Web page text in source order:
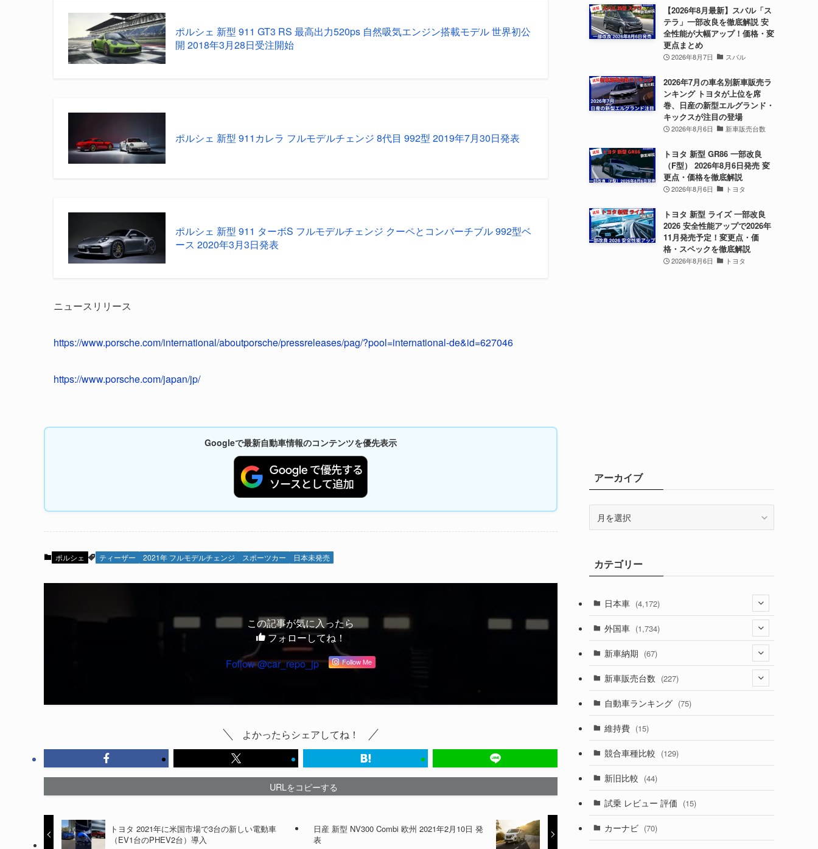
ポルシェ 新型 911 GT3 RS 最高出力520ps 自然吸気エンジン搭載モデル 世界初公
開 2018年3月28日受注開始
ポルシェ 新型 911カレラ フルモデルチェンジ 8代目 992型 2019年7月30日発表
ポルシェ 新型 911 ターボS フルモデルチェンジ クーペとコンバーチブル 992型ベ
ース 2020年3月3日発表
ニュースリリース
https://www.porsche.com/international/aboutporsche/pressreleases/pag/?pool=international-de&id=627046
https://www.porsche.com/japan/jp/
Googleで最新自動車情報のコンテンツを優先表示
ポルシェ ティーザー 2021年 フルモデルチェンジ スポーツカー 日本未発売
この記事が気に入ったら
フォローしてね！
Follow @car_repo_jp
Follow Me
よかったらシェアしてね！
URLをコピーする
トヨタ 2021年に米国市場で3台の新しい電動車
（EV1台のPHEV2台）導入
日産 新型 NV300 Combi 欧州 2021年2月10日 発
表
【2026年8月最新】スバル「ス
テラ」一部改良を徹底解説 安
全性能が大幅アップ！価格・変
更点まとめ
2026年8月7日 スバル
2026年7月の車名別新車販売ラ
ンキング トヨタが上位を席
巻、日産の新型エルグランド・
キックスが注目の登場
2026年8月6日 新車販売台数
トヨタ 新型 GR86 一部改良
（F型） 2026年8月6日発売 変
更点・価格を徹底解説
2026年8月6日 トヨタ
トヨタ 新型 ライズ 一部改良
2026 安全性能アップで2026年
11月発売予定！変更点・価
格・スペックを徹底解説
2026年8月6日 トヨタ
アーカイブ
ブカテゴリー
日本車 (4,172)
(1,321)
(329)
(525)
(357)
(328)
(194)
(230)
(253)
外国車 (1,734)
(188)
(242)
(85)
(84)
(14)
(222)
(50)
(58)
新車納期 (67)
(28)
(8)
(3)
(3)
(5)
(1)
新車販売台数 (227)
(21)
(5)
(7)
(5)
自動車ランキング (75)
維持費 (15)
競合車種比較 (129)
新旧比較 (44)
試乗 レビュー 評価 (15)
カーナビ (70)